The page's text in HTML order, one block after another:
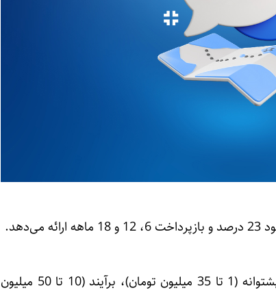
ویپاد تسهیلات متنوعی از جمله تسهیلات پشتوانه (1 تا 35 میلیون تومان)، برآیند (10 تا 50 میلیون